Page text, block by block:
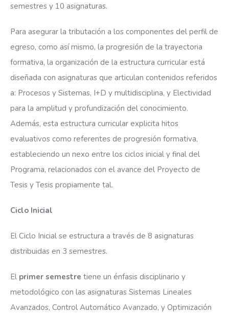
semestres y 10 asignaturas.
Para asegurar la tributación a los componentes del perfil de
egreso, como así mismo, la progresión de la trayectoria
formativa, la organización de la estructura curricular está
diseñada con asignaturas que articulan contenidos referidos
a: Procesos y Sistemas, I+D y multidisciplina, y Electividad
para la amplitud y profundización del conocimiento.
Además, esta estructura curricular explicita hitos
evaluativos como referentes de progresión formativa,
estableciendo un nexo entre los ciclos inicial y final del
Programa, relacionados con el avance del Proyecto de
Tesis y Tesis propiamente tal.
Ciclo Inicial
El Ciclo Inicial se estructura a través de 8 asignaturas
distribuidas en 3 semestres.
El primer semestre tiene un énfasis disciplinario y
metodológico con las asignaturas Sistemas Lineales
Avanzados, Control Automático Avanzado, y Optimización